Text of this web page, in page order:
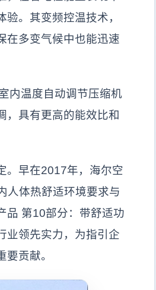
。其变频控温技术，
在多变气候中也能迅速
温度自动调节压缩机
，具有更高的能效比和
早在2017年，海尔空
人体热舒适环境要求与
品 第10部分：带舒适功
业领先实力，为指引企
贡献。